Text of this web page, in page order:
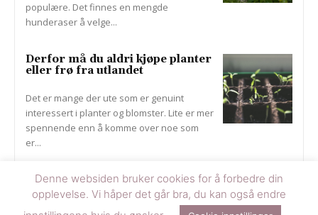
populære. Det finnes en mengde
hunderaser å velge...
Derfor må du aldri kjøpe planter
eller frø fra utlandet
Det er mange der ute som er genuint
interessert i planter og blomster. Lite er mer
spennende enn å komme over noe som
er...
Flere tips
Denne websiden bruker cookies for å forbedre din
opplevelse. Vi håper det går bra, du kan også endre